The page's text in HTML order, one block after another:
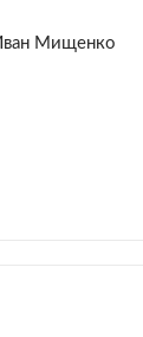
Мищенко